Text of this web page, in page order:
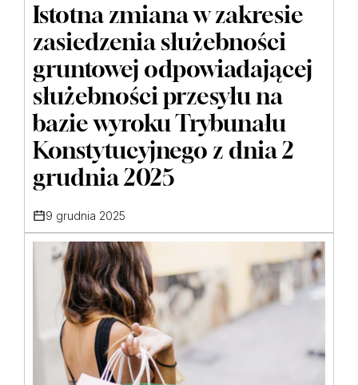
Istotna zmiana w zakresie
zasiedzenia służebności
gruntowej odpowiadającej
służebności przesyłu na
bazie wyroku Trybunału
Konstytucyjnego z dnia 2
grudnia 2025
9 grudnia 2025